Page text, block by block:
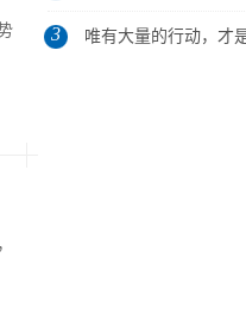
是做...
3 唯有大量的行动，才